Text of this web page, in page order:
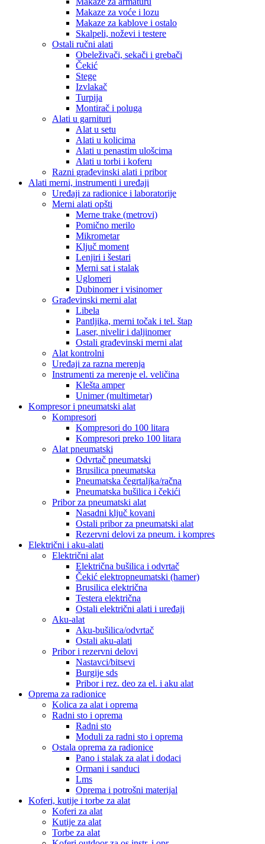
Makaze za voće i lozu
Makaze za kablove i ostalo
Skalpeli, noževi i testere
Ostali ručni alati
Obeleživači, sekači i grebači
Čekić
Stege
Izvlakač
Turpija
Montirač i poluga
Alati u garnituri
Alat u setu
Alati u kolicima
Alati u penastim ulošcima
Alati u torbi i koferu
Razni građevinski alati i pribor
Alati merni, instrumenti i uređaji
Uređaji za radionice i laboratorije
Merni alati opšti
Merne trake (metrovi)
Pomično merilo
Mikrometar
Ključ moment
Lenjiri i šestari
Merni sat i stalak
Uglomeri
Dubinomer i visinomer
Građevinski merni alat
Libela
Pantljika, merni točak i tel. štap
Laser, nivelir i daljinomer
Ostali građevinski merni alat
Alat kontrolni
Uređaji za razna merenja
Instrumenti za merenje el. veličina
Klešta amper
Unimer (multimetar)
Kompresor i pneumatski alat
Kompresori
Kompresori do 100 litara
Kompresori preko 100 litara
Alat pneumatski
Odvrtač pneumatski
Brusilica pneumatska
Pneumatska čegrtaljka/račna
Pneumatska bušilica i čekići
Pribor za pneumatski alat
Nasadni ključ kovani
Ostali pribor za pneumatski alat
Rezervni delovi za pneum. i kompres
Električni i aku-alati
Električni alat
Električna bušilica i odvrtač
Čekić elektropneumatski (hamer)
Brusilica električna
Testera električna
Ostali električni alati i uređaji
Aku-alat
Aku-bušilica/odvrtač
Ostali aku-alati
Pribor i rezervni delovi
Nastavci/bitsevi
Burgije sds
Pribor i rez. deo za el. i aku alat
Oprema za radionice
Kolica za alat i oprema
Radni sto i oprema
Radni sto
Moduli za radni sto i oprema
Ostala oprema za radionice
Pano i stalak za alat i dodaci
Ormani i sanduci
Lms
Oprema i potrošni materijal
Koferi, kutije i torbe za alat
Koferi za alat
Kutije za alat
Torbe za alat